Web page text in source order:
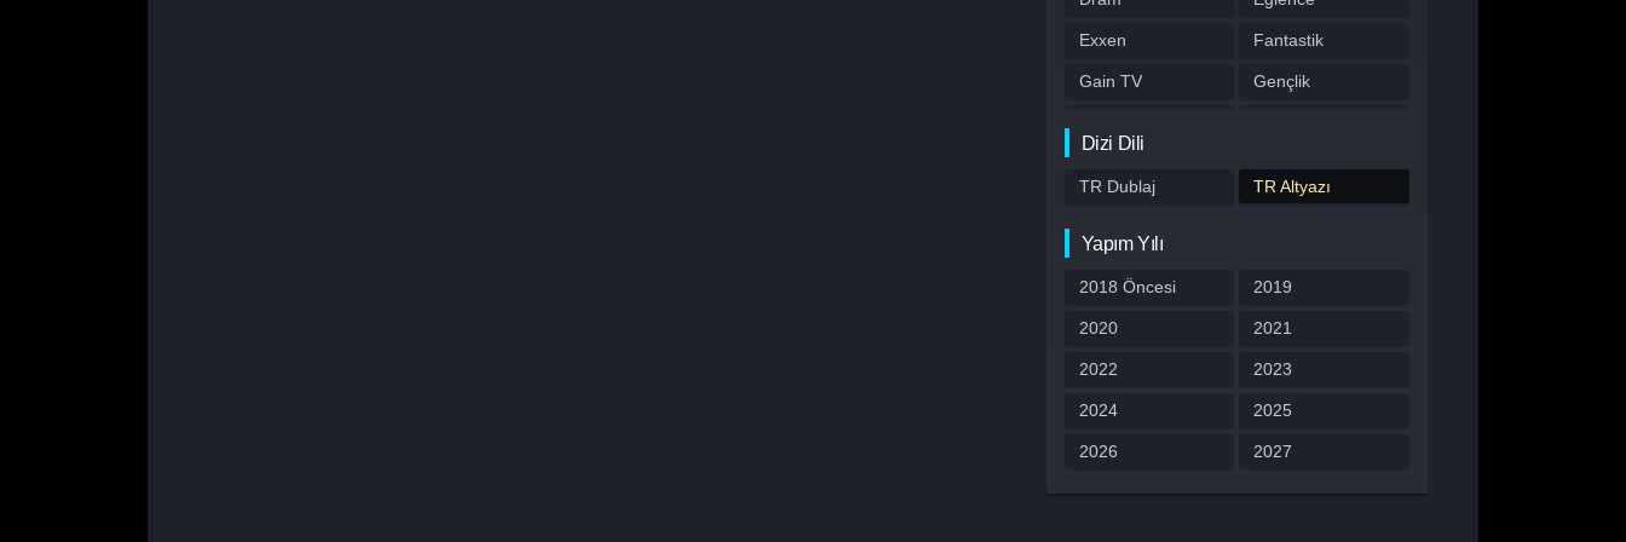
Exxen Fantastik
Gain TV Gençlik
Komedi
Kore Dizileri
Korku Macera
Müzik Müzikal
Netflix Otomobil
Polisiye Prime Video
Program Reality
Romantik Savaş
Dizi Dili
TR Dublaj TR Altyazı
Yapım Yılı
2018 Öncesi 2019
2020 2021
2022 2023
2024 2025
2026 2027